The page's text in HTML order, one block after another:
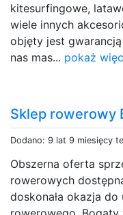
kitesurfingowe,
wiele innych
objęty jest
nas mas... pokaż
Sklep rowerowy
Dodano: 9 lat 9 miesięcy
Obszerna oferta
rowerowych
doskonała okazja do